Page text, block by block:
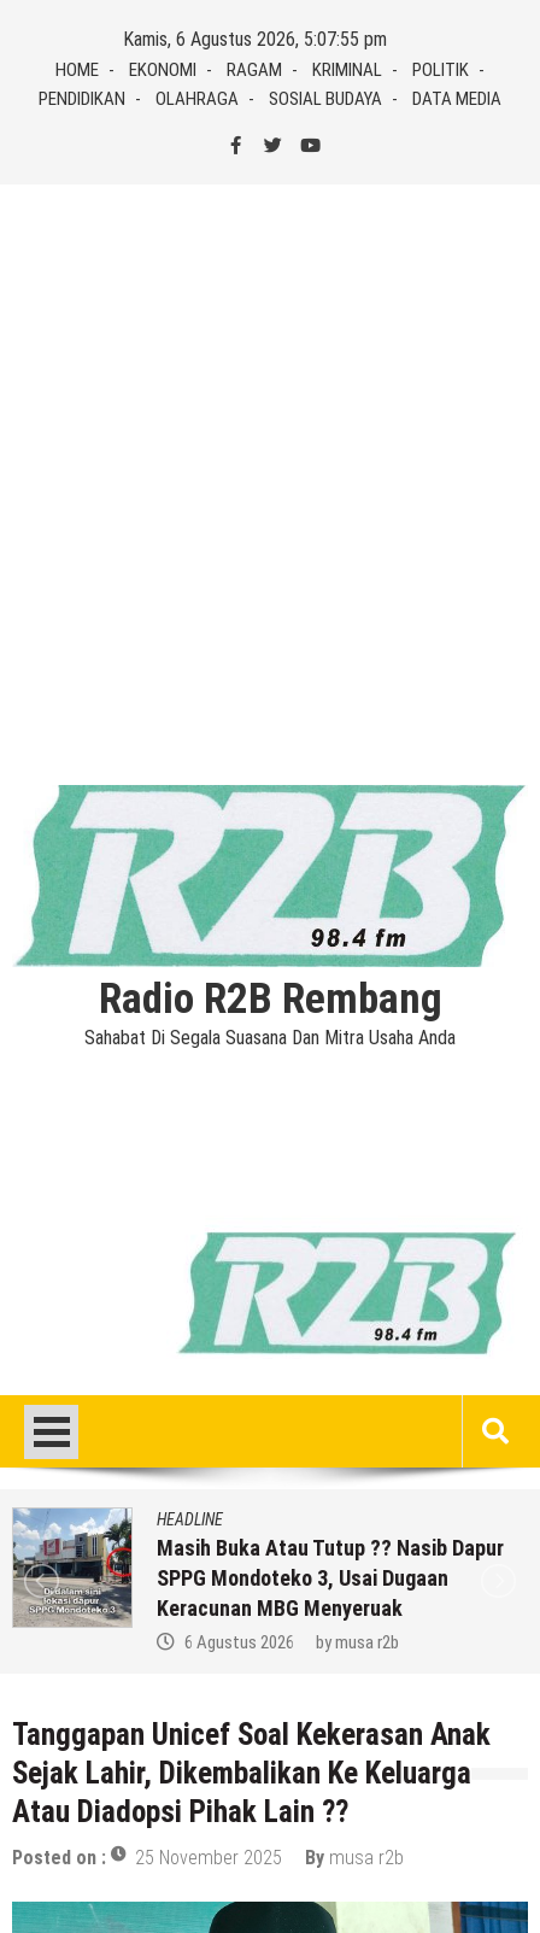
content
Kamis, 6 Agustus 2026, 5:07:56 pm
HOME EKONOMI RAGAM KRIMINAL
POLITIK
PENDIDIKAN
OLAHRAGA SOSIAL BUDAYA DATA MEDIA
Radio R2B Rembang
Sahabat Di Segala Suasana Dan Mitra Usaha Anda
?? Nasib Dapur
Usai Dugaan
Temuan
Aparat Polres
Tanggapan Unicef Soal Kekerasan Anak
Sejak Lahir, Dikembalikan Ke Keluarga
Atau Diadopsi Pihak Lain ??
Posted on : 25 November 2025 By musa r2b